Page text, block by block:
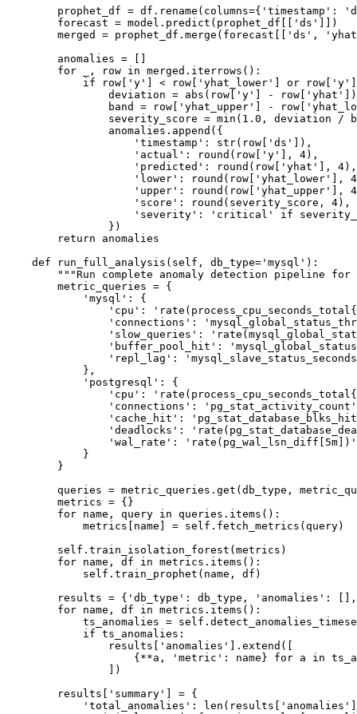
prophet_df = df.rename(columns={'timestamp':
        forecast = model.predict(prophet_df[['ds']])
merged = prophet_df.merge(forecast[['ds',
        anomalies = []
        for _, row in merged.iterrows():
if row['y'] < row['yhat_lower'] or
                deviation = abs(row['y'] - row['yhat'])
band = row['yhat_upper'] -
severity_score = min(1.0, deviation /
                anomalies.append({
                    'timestamp': str(row['ds']),
                    'actual': round(row['y'], 4),
                    'predicted': round(row['yhat'], 4),
'lower': round(row['yhat_lower'],
'upper': round(row['yhat_upper'],
                    'score': round(severity_score, 4),
'severity': 'critical' if
                })
        return anomalies
    def run_full_analysis(self, db_type='mysql'):
"""Run complete anomaly detection pipeline for
        metric_queries = {
            'mysql': {
'cpu':
'connections':
'slow_queries':
'buffer_pool_hit':
'repl_lag':
            },
            'postgresql': {
'cpu':
'connections':
'cache_hit':
'deadlocks':
                'wal_rate': 'rate(pg_wal_lsn_diff[5m])'
            }
        }
queries = metric_queries.get(db_type,
        metrics = {}
        for name, query in queries.items():
            metrics[name] = self.fetch_metrics(query)
        self.train_isolation_forest(metrics)
        for name, df in metrics.items():
            self.train_prophet(name, df)
results = {'db_type': db_type, 'anomalies':
        for name, df in metrics.items():
ts_anomalies =
            if ts_anomalies:
                results['anomalies'].extend([
{**a, 'metric': name} for a in
                ])
        results['summary'] = {
'total_anomalies':